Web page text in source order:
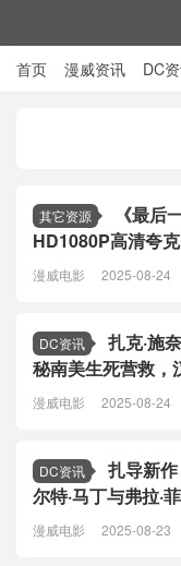
首页 漫威资讯 DC
其它资源
《最后
HD1080P高清夸
漫威电影 2025-08-24
DC资讯
扎克·施
秘南美生死营救，
漫威电影 2025-08-24
DC资讯
扎导新
尔特·马丁与弗拉·
漫威电影 2025-08-23